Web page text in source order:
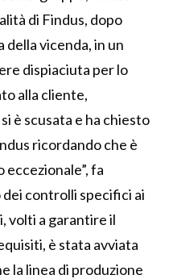
di Findus, dopo
della vicenda, in un
dispiaciuta per lo
alla cliente,
è scusata e ha chiesto
ricordando che è
fa
dei controlli specifici ai
volti a garantire il
è stata avviata
la linea di produzione